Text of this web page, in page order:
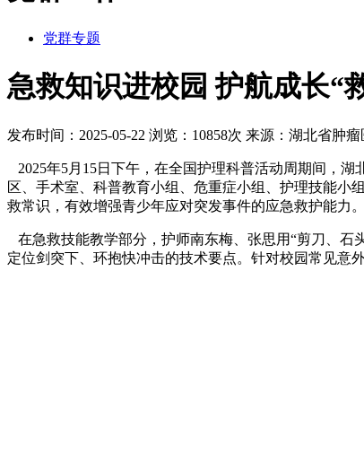
党群专题
急救知识进校园 护航成长“
发布时间：2025-05-22 浏览：10858次 来源：湖北省肿瘤
2025年5月15日下午，在全国护理科普活动周期间，
区、手术室、科普教育小组、危重症小组、护理技能小
救常识，有效增强青少年应对突发事件的应急救护能力。
在急救技能教学部分，护师南东梅、张思用“剪刀、石
定位剑突下、环抱快冲击的技术要点。针对校园常见意